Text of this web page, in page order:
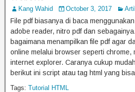
Kang Wahid October 3, 2017
File pdf biasanya di baca
adobe reader, nitro pdf dan
bagaimana menampilkan file pdf agar
online melalui browser seperti chrome,
internet explorer. Caranya cukup
berikut ini script atau tag html yang
Tags: Tutorial HTML